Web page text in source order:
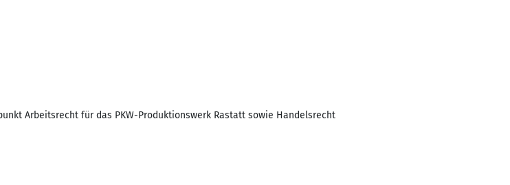
Arbeitsrecht für das PKW-Produktionswerk Rastatt sowie Handelsrecht